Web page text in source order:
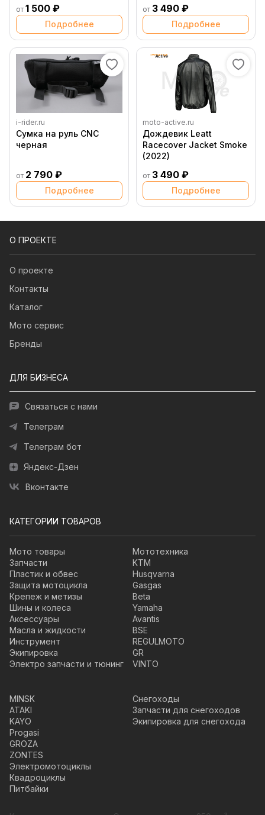
от 1 500 ₽
Подробнее
от 3 490 ₽
Подробнее
i-rider.ru
Сумка на руль CNC
черная
от 2 790 ₽
Подробнее
moto-active.ru
Дождевик Leatt
Racecover Jacket Smoke
(2022)
от 3 490 ₽
Подробнее
О ПРОЕКТЕ
О проекте
Контакты
Каталог
Мото сервис
Бренды
ДЛЯ БИЗНЕСА
Связаться с нами
Телеграм
Телеграм бот
Яндекс-Дзен
Вконтакте
КАТЕГОРИИ ТОВАРОВ
Мото товары
Запчасти
Пластик и обвес
Защита мотоцикла
Крепеж и метизы
Шины и колеса
Аксессуары
Масла и жидкости
Инструмент
Экипировка
Электро запчасти и тюнинг
Мототехника
KTM
Husqvarna
Gasgas
Beta
Yamaha
Avantis
BSE
REGULMOTO
GR
VINTO
MINSK
ATAKI
KAYO
Progasi
GROZA
ZONTES
Электромотоциклы
Квадроциклы
Питбайки
Снегоходы
Запчасти для снегоходов
Экипировка для снегохода